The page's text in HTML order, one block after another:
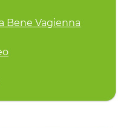
Bene Vagienna